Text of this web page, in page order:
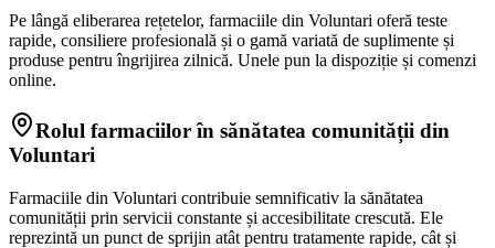
Pe lângă eliberarea rețetelor, farmaciile din Voluntari oferă teste
rapide, consiliere profesională și o gamă variată de suplimente și
produse pentru îngrijirea zilnică. Unele pun la dispoziție și comenzi
online.
Rolul farmaciilor în sănătatea comunității din
Voluntari
Farmaciile din Voluntari contribuie semnificativ la sănătatea
comunității prin servicii constante și accesibilitate crescută. Ele
reprezintă un punct de sprijin atât pentru tratamente rapide, cât și